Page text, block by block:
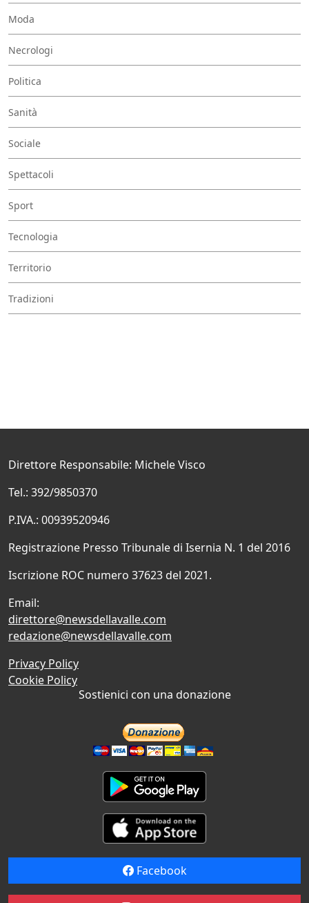
Moda
Necrologi
Politica
Sanità
Sociale
Spettacoli
Sport
Tecnologia
Territorio
Tradizioni
Direttore Responsabile: Michele Visco
Tel.: 392/9850370
P.IVA.: 00939520946
Registrazione Presso Tribunale di Isernia N. 1 del 2016
Iscrizione ROC numero 37623 del 2021.
Email:
direttore@newsdellavalle.com
redazione@newsdellavalle.com
Privacy Policy
Cookie Policy
Sostienici con una donazione
Facebook